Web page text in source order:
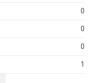
0
0
0
1